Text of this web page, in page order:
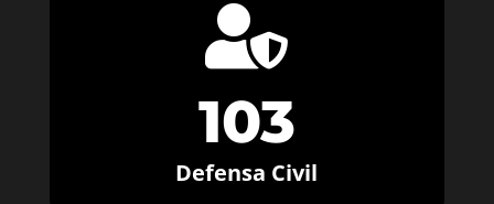

103
Defensa Civil